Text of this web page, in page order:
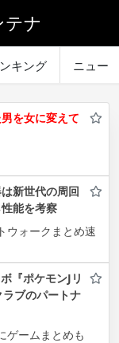
ナ
キング ニュー
を女に変えて
新世代の周回
能を考察
ウォークまとめ速
『ポケモンJリ
ブのパートナ
ゲームまとめも